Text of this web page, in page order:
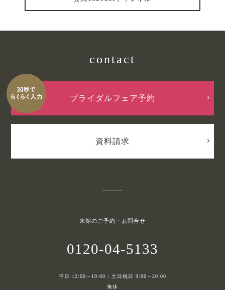
contact
ブライダルフェア予約
資料請求
来館のご予約・お問合せ
0120-04-5133
平日 12:00～19:00 / 土日祝日 9:00～20:00
無休